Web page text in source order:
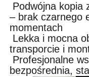
Podwójna kopia
– brak czarnego
momentach
Lekka i mocna
transporcie i
Profesjonalne
bezpośrednia,